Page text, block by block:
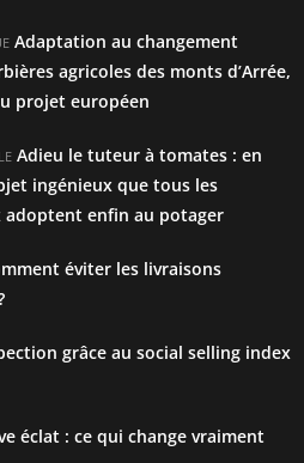
Adaptation au changement
agricoles des monts d’Arrée,
projet européen
Adieu le tuteur à tomates : en
ingénieux que tous les
adoptent enfin au potager
éviter les livraisons
grâce au social selling index
éclat : ce qui change vraiment